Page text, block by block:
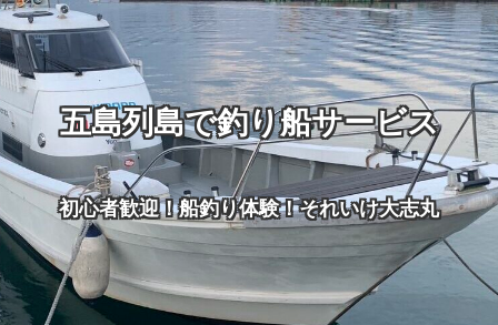
五島列島で釣り船サービス
初心者歓迎！船釣り体験！それいけ大志丸